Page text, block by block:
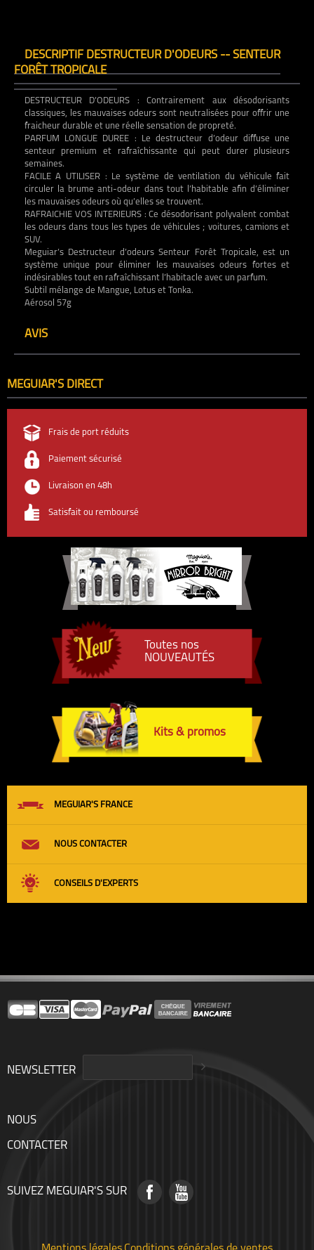
DESCRIPTIF DESTRUCTEUR D'ODEURS -- SENTEUR
FORÊT TROPICALE
DESTRUCTEUR D’ODEURS : Contrairement aux désodorisants
classiques, les mauvaises odeurs sont neutralisées pour offrir une
fraicheur durable et une réelle sensation de propreté.
PARFUM LONGUE DUREE : Le destructeur d’odeur diffuse une
senteur premium et rafraîchissante qui peut durer plusieurs
semaines.
FACILE A UTILISER : Le système de ventilation du véhicule fait
circuler la brume anti-odeur dans tout l’habitable afin d’éliminer
les mauvaises odeurs où qu’elles se trouvent.
RAFRAICHIE VOS INTERIEURS : Ce désodorisant polyvalent combat
les odeurs dans tous les types de véhicules ; voitures, camions et
SUV.
Meguiar’s Destructeur d’odeurs Senteur Forêt Tropicale, est un
système unique pour éliminer les mauvaises odeurs fortes et
indésirables tout en rafraîchissant l’habitacle avec un parfum.
Subtil mélange de Mangue, Lotus et Tonka.
Aérosol 57g
AVIS
MEGUIAR'S DIRECT
Frais de port réduits
Paiement sécurisé
Livraison en 48h
Satisfait ou remboursé
Toutes nos
NOUVEAUTÉS
Kits & promos
MEGUIAR'S FRANCE
NOUS CONTACTER
CONSEILS D'EXPERTS
NEWSLETTER
NOUS
CONTACTER
SUIVEZ MEGUIAR'S SUR